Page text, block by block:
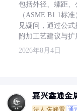
包括外径、螺距
（ASME B1.1标
见疑问，通过公
附加工艺建议与扩
2026年8月4日
嘉兴鑫通金
法人:朱峰雷 通